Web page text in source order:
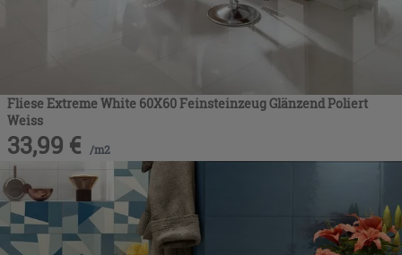
Fliese Extreme White 60X60 Feinsteinzeug Glänzend Poliert
Weiss
33,99 € /m2